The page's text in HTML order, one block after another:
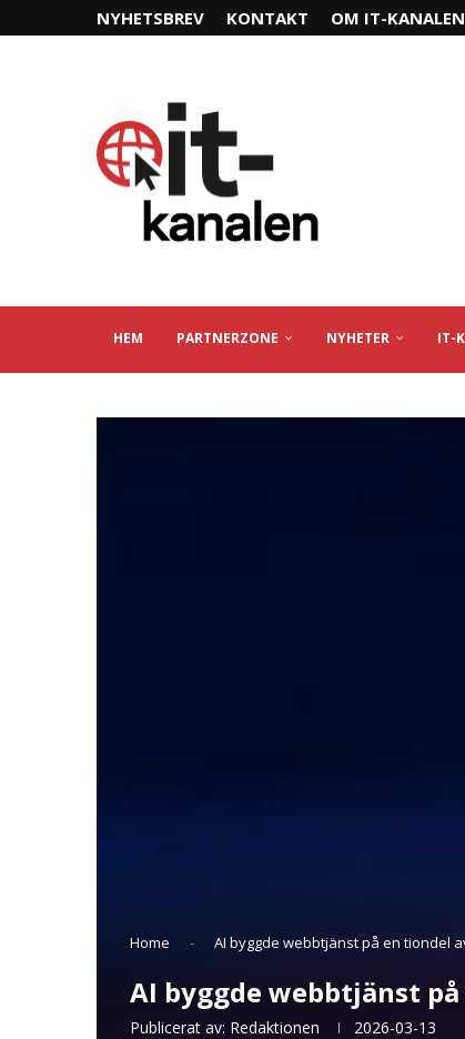
NYHETSBREV KONTAKT OM IT-
HEM PARTNERZONE NYHETER IT-
Home - AI byggde webbtjänst på en tiondel
AI byggde webbtjänst
Publicerat av: Redaktionen 2026-03-13